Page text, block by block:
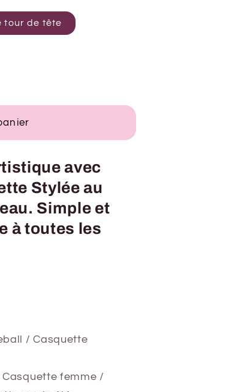
cm de tour de tête
avec
Stylée au
Simple et
à toutes les
/ Casquette
femme /